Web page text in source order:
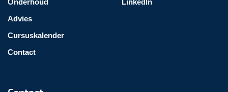
Advies
Cursuskalender
Contact